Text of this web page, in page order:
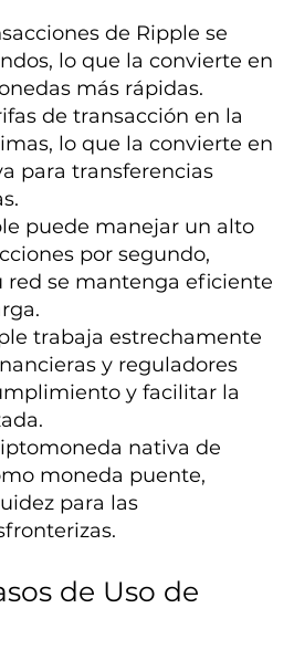
de Ripple se
lo que la convierte en
más rápidas.
de transacción en la
lo que la convierte en
para transferencias
puede manejar un alto
por segundo,
red se mantenga eficiente
trabaja estrechamente
y reguladores
y facilitar la
nativa de
moneda puente,
para las
de Uso de